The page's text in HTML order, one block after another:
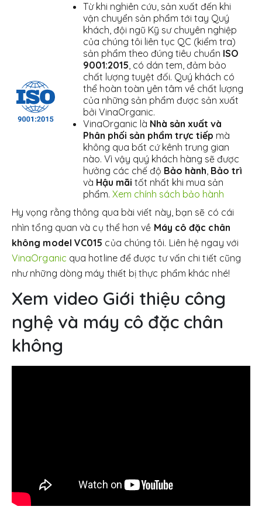
Từ khi nghiên cứu, sản xuất đến khi
vận chuyển sản phẩm tới tay Quý
khách, đội ngũ Kỹ sư chuyên nghiệp
của chúng tôi liên tục QC (kiểm tra)
sản phẩm theo đúng tiêu chuẩn ISO
9001:2015, có dán tem, đảm bảo
chất lượng tuyệt đối. Quý khách có
thể hoàn toàn yên tâm về chất lượng
của những sản phẩm được sản xuất
bởi VinaOrganic.
VinaOrganic là Nhà sản xuất và
Phân phối sản phẩm trực tiếp mà
không qua bất cứ kênh trung gian
nào. Vì vậy quý khách hàng sẽ được
hưởng các chế độ Bảo hành, Bảo trì
và Hậu mãi tốt nhất khi mua sản
phẩm. Xem chính sách bảo hành
Hy vọng rằng thông qua bài viết này, bạn sẽ có cái
nhìn tổng quan và cụ thể hơn về Máy cô đặc chân
không model VC015 của chúng tôi. Liên hệ ngay với
VinaOrganic qua hotline để được tư vấn chi tiết cũng
như những dòng máy thiết bị thực phẩm khác nhé!
Xem video Giới thiệu công
nghệ và máy cô đặc chân
không